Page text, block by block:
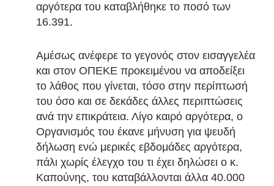
αργότερα του καταβλήθηκε το ποσό των
16.391.
Αμέσως ανέφερε το γεγονός στον εισαγγελέα
και στον ΟΠΕΚΕ προκειμένου να αποδείξει
το λάθος που γίνεται, τόσο στην περίπτωσή
του όσο και σε δεκάδες άλλες περιπτώσεις
ανά την επικράτεια. Λίγο καιρό αργότερα, ο
Οργανισμός του έκανε μήνυση για ψευδή
δήλωση ενώ μερικές εβδομάδες αργότερα,
πάλι χωρίς έλεγχο του τι έχει δηλώσει ο κ.
Καπούνης, του καταβάλλονται άλλα 40.000